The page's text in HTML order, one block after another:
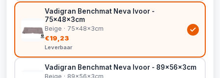
Vadigran Benchmat Neva Ivoor -
75x48x3cm
Beige · 75x48x3cm
€19,23
Leverbaar
Vadigran Benchmat Neva Ivoor - 89x56x3cm
Beige · 89x56x3cm